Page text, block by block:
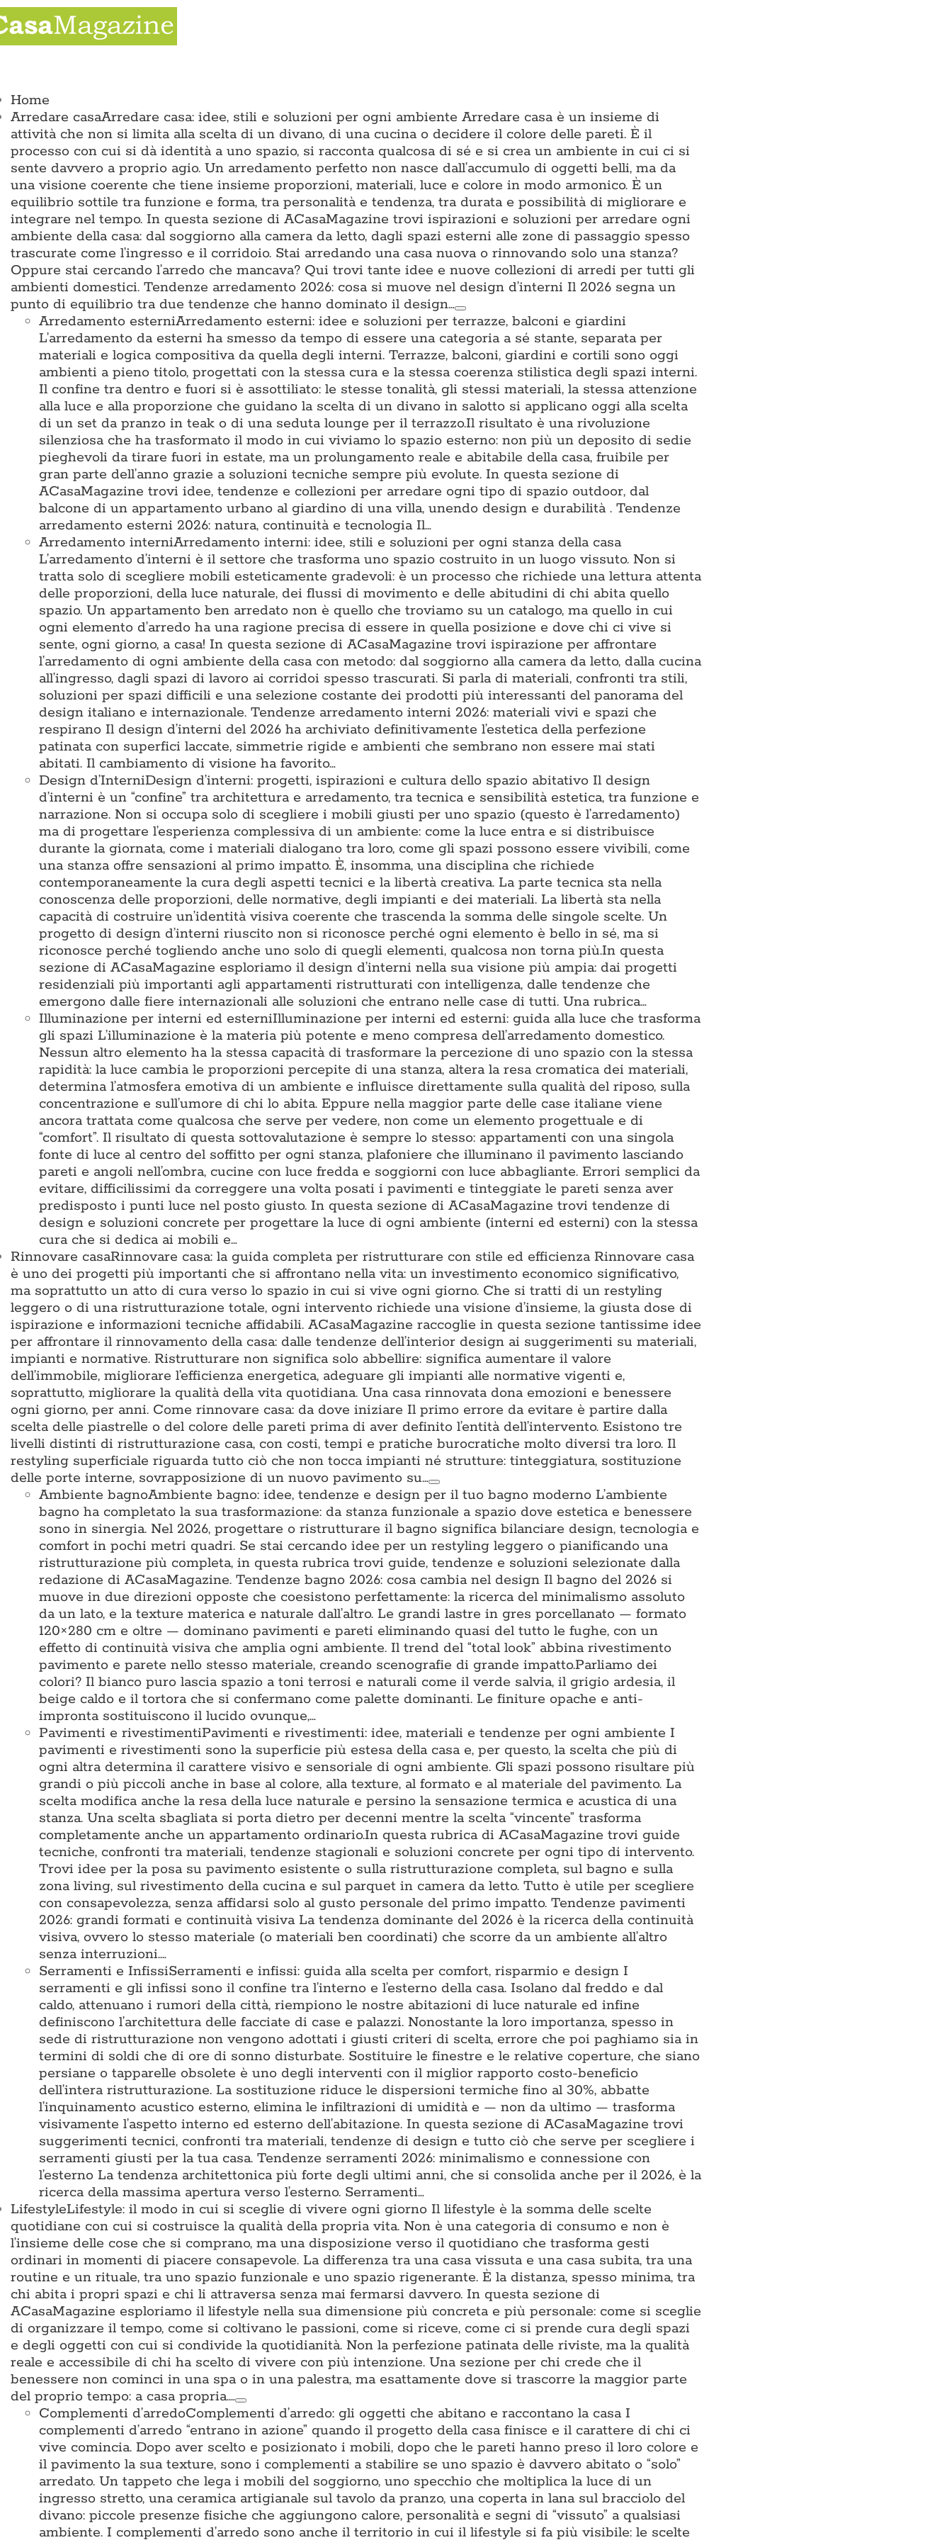
Salta
al
contenuto
Home
Arredare casaArredare casa: idee, stili e soluzioni per ogni ambiente Arredare casa è un insieme di
attività che non si limita alla scelta di un divano, di una cucina o decidere il colore delle pareti. È il
processo con cui si dà identità a uno spazio, si racconta qualcosa di sé e si crea un ambiente in cui ci si
sente davvero a proprio agio. Un arredamento perfetto non nasce dall’accumulo di oggetti belli, ma da
una visione coerente che tiene insieme proporzioni, materiali, luce e colore in modo armonico. È un
equilibrio sottile tra funzione e forma, tra personalità e tendenza, tra durata e possibilità di migliorare e
integrare nel tempo. In questa sezione di ACasaMagazine trovi ispirazioni e soluzioni per arredare ogni
ambiente della casa: dal soggiorno alla camera da letto, dagli spazi esterni alle zone di passaggio spesso
trascurate come l’ingresso e il corridoio. Stai arredando una casa nuova o rinnovando solo una stanza?
Oppure stai cercando l’arredo che mancava? Qui trovi tante idee e nuove collezioni di arredi per tutti gli
ambienti domestici. Tendenze arredamento 2026: cosa si muove nel design d’interni Il 2026 segna un
punto di equilibrio tra due tendenze che hanno dominato il design…
Arredamento esterniArredamento esterni: idee e soluzioni per terrazze, balconi e giardini
L’arredamento da esterni ha smesso da tempo di essere una categoria a sé stante, separata per
materiali e logica compositiva da quella degli interni. Terrazze, balconi, giardini e cortili sono oggi
ambienti a pieno titolo, progettati con la stessa cura e la stessa coerenza stilistica degli spazi interni.
Il confine tra dentro e fuori si è assottiliato: le stesse tonalità, gli stessi materiali, la stessa attenzione
alla luce e alla proporzione che guidano la scelta di un divano in salotto si applicano oggi alla scelta
di un set da pranzo in teak o di una seduta lounge per il terrazzo.Il risultato è una rivoluzione
silenziosa che ha trasformato il modo in cui viviamo lo spazio esterno: non più un deposito di sedie
pieghevoli da tirare fuori in estate, ma un prolungamento reale e abitabile della casa, fruibile per
gran parte dell’anno grazie a soluzioni tecniche sempre più evolute. In questa sezione di
ACasaMagazine trovi idee, tendenze e collezioni per arredare ogni tipo di spazio outdoor, dal
balcone di un appartamento urbano al giardino di una villa, unendo design e durabilità . Tendenze
arredamento esterni 2026: natura, continuità e tecnologia Il…
Arredamento interniArredamento interni: idee, stili e soluzioni per ogni stanza della casa
L’arredamento d’interni è il settore che trasforma uno spazio costruito in un luogo vissuto. Non si
tratta solo di scegliere mobili esteticamente gradevoli: è un processo che richiede una lettura attenta
delle proporzioni, della luce naturale, dei flussi di movimento e delle abitudini di chi abita quello
spazio. Un appartamento ben arredato non è quello che troviamo su un catalogo, ma quello in cui
ogni elemento d’arredo ha una ragione precisa di essere in quella posizione e dove chi ci vive si
sente, ogni giorno, a casa! In questa sezione di ACasaMagazine trovi ispirazione per affrontare
l’arredamento di ogni ambiente della casa con metodo: dal soggiorno alla camera da letto, dalla cucina
all’ingresso, dagli spazi di lavoro ai corridoi spesso trascurati. Si parla di materiali, confronti tra stili,
soluzioni per spazi difficili e una selezione costante dei prodotti più interessanti del panorama del
design italiano e internazionale. Tendenze arredamento interni 2026: materiali vivi e spazi che
respirano Il design d’interni del 2026 ha archiviato definitivamente l’estetica della perfezione
patinata con superfici laccate, simmetrie rigide e ambienti che sembrano non essere mai stati
abitati. Il cambiamento di visione ha favorito…
Design d’InterniDesign d’interni: progetti, ispirazioni e cultura dello spazio abitativo Il design
d’interni è un “confine” tra architettura e arredamento, tra tecnica e sensibilità estetica, tra funzione e
narrazione. Non si occupa solo di scegliere i mobili giusti per uno spazio (questo è l’arredamento)
ma di progettare l’esperienza complessiva di un ambiente: come la luce entra e si distribuisce
durante la giornata, come i materiali dialogano tra loro, come gli spazi possono essere vivibili, come
una stanza offre sensazioni al primo impatto. È, insomma, una disciplina che richiede
contemporaneamente la cura degli aspetti tecnici e la libertà creativa. La parte tecnica sta nella
conoscenza delle proporzioni, delle normative, degli impianti e dei materiali. La libertà sta nella
capacità di costruire un’identità visiva coerente che trascenda la somma delle singole scelte. Un
progetto di design d’interni riuscito non si riconosce perché ogni elemento è bello in sé, ma si
riconosce perché togliendo anche uno solo di quegli elementi, qualcosa non torna più.In questa
sezione di ACasaMagazine esploriamo il design d’interni nella sua visione più ampia: dai progetti
residenziali più importanti agli appartamenti ristrutturati con intelligenza, dalle tendenze che
emergono dalle fiere internazionali alle soluzioni che entrano nelle case di tutti. Una rubrica…
Illuminazione per interni ed esterniIlluminazione per interni ed esterni: guida alla luce che trasforma
gli spazi L’illuminazione è la materia più potente e meno compresa dell’arredamento domestico.
Nessun altro elemento ha la stessa capacità di trasformare la percezione di uno spazio con la stessa
rapidità: la luce cambia le proporzioni percepite di una stanza, altera la resa cromatica dei materiali,
determina l’atmosfera emotiva di un ambiente e influisce direttamente sulla qualità del riposo, sulla
concentrazione e sull’umore di chi lo abita. Eppure nella maggior parte delle case italiane viene
ancora trattata come qualcosa che serve per vedere, non come un elemento progettuale e di
“comfort”. Il risultato di questa sottovalutazione è sempre lo stesso: appartamenti con una singola
fonte di luce al centro del soffitto per ogni stanza, plafoniere che illuminano il pavimento lasciando
pareti e angoli nell’ombra, cucine con luce fredda e soggiorni con luce abbagliante. Errori semplici da
evitare, difficilissimi da correggere una volta posati i pavimenti e tinteggiate le pareti senza aver
predisposto i punti luce nel posto giusto. In questa sezione di ACasaMagazine trovi tendenze di
design e soluzioni concrete per progettare la luce di ogni ambiente (interni ed esterni) con la stessa
cura che si dedica ai mobili e…
Rinnovare casaRinnovare casa: la guida completa per ristrutturare con stile ed efficienza Rinnovare casa
è uno dei progetti più importanti che si affrontano nella vita: un investimento economico significativo,
ma soprattutto un atto di cura verso lo spazio in cui si vive ogni giorno. Che si tratti di un restyling
leggero o di una ristrutturazione totale, ogni intervento richiede una visione d’insieme, la giusta dose di
ispirazione e informazioni tecniche affidabili. ACasaMagazine raccoglie in questa sezione tantissime idee
per affrontare il rinnovamento della casa: dalle tendenze dell’interior design ai suggerimenti su materiali,
impianti e normative. Ristrutturare non significa solo abbellire: significa aumentare il valore
dell’immobile, migliorare l’efficienza energetica, adeguare gli impianti alle normative vigenti e,
soprattutto, migliorare la qualità della vita quotidiana. Una casa rinnovata dona emozioni e benessere
ogni giorno, per anni. Come rinnovare casa: da dove iniziare Il primo errore da evitare è partire dalla
scelta delle piastrelle o del colore delle pareti prima di aver definito l’entità dell’intervento. Esistono tre
livelli distinti di ristrutturazione casa, con costi, tempi e pratiche burocratiche molto diversi tra loro. Il
restyling superficiale riguarda tutto ciò che non tocca impianti né strutture: tinteggiatura, sostituzione
delle porte interne, sovrapposizione di un nuovo pavimento su…
Ambiente bagnoAmbiente bagno: idee, tendenze e design per il tuo bagno moderno L’ambiente
bagno ha completato la sua trasformazione: da stanza funzionale a spazio dove estetica e benessere
sono in sinergia. Nel 2026, progettare o ristrutturare il bagno significa bilanciare design, tecnologia e
comfort in pochi metri quadri. Se stai cercando idee per un restyling leggero o pianificando una
ristrutturazione più completa, in questa rubrica trovi guide, tendenze e soluzioni selezionate dalla
redazione di ACasaMagazine. Tendenze bagno 2026: cosa cambia nel design Il bagno del 2026 si
muove in due direzioni opposte che coesistono perfettamente: la ricerca del minimalismo assoluto
da un lato, e la texture materica e naturale dall’altro. Le grandi lastre in gres porcellanato — formato
120×280 cm e oltre — dominano pavimenti e pareti eliminando quasi del tutto le fughe, con un
effetto di continuità visiva che amplia ogni ambiente. Il trend del “total look” abbina rivestimento
pavimento e parete nello stesso materiale, creando scenografie di grande impatto.Parliamo dei
colori? Il bianco puro lascia spazio a toni terrosi e naturali come il verde salvia, il grigio ardesia, il
beige caldo e il tortora che si confermano come palette dominanti. Le finiture opache e anti-
impronta sostituiscono il lucido ovunque,…
Pavimenti e rivestimentiPavimenti e rivestimenti: idee, materiali e tendenze per ogni ambiente I
pavimenti e rivestimenti sono la superficie più estesa della casa e, per questo, la scelta che più di
ogni altra determina il carattere visivo e sensoriale di ogni ambiente. Gli spazi possono risultare più
grandi o più piccoli anche in base al colore, alla texture, al formato e al materiale del pavimento. La
scelta modifica anche la resa della luce naturale e persino la sensazione termica e acustica di una
stanza. Una scelta sbagliata si porta dietro per decenni mentre la scelta “vincente” trasforma
completamente anche un appartamento ordinario.In questa rubrica di ACasaMagazine trovi guide
tecniche, confronti tra materiali, tendenze stagionali e soluzioni concrete per ogni tipo di intervento.
Trovi idee per la posa su pavimento esistente o sulla ristrutturazione completa, sul bagno e sulla
zona living, sul rivestimento della cucina e sul parquet in camera da letto. Tutto è utile per scegliere
con consapevolezza, senza affidarsi solo al gusto personale del primo impatto. Tendenze pavimenti
2026: grandi formati e continuità visiva La tendenza dominante del 2026 è la ricerca della continuità
visiva, ovvero lo stesso materiale (o materiali ben coordinati) che scorre da un ambiente all’altro
senza interruzioni.…
Serramenti e InfissiSerramenti e infissi: guida alla scelta per comfort, risparmio e design I
serramenti e gli infissi sono il confine tra l’interno e l’esterno della casa. Isolano dal freddo e dal
caldo, attenuano i rumori della città, riempiono le nostre abitazioni di luce naturale ed infine
definiscono l’architettura delle facciate di case e palazzi. Nonostante la loro importanza, spesso in
sede di ristrutturazione non vengono adottati i giusti criteri di scelta, errore che poi paghiamo sia in
termini di soldi che di ore di sonno disturbate. Sostituire le finestre e le relative coperture, che siano
persiane o tapparelle obsolete è uno degli interventi con il miglior rapporto costo-beneficio
dell’intera ristrutturazione. La sostituzione riduce le dispersioni termiche fino al 30%, abbatte
l’inquinamento acustico esterno, elimina le infiltrazioni di umidità e — non da ultimo — trasforma
visivamente l’aspetto interno ed esterno dell’abitazione. In questa sezione di ACasaMagazine trovi
suggerimenti tecnici, confronti tra materiali, tendenze di design e tutto ciò che serve per scegliere i
serramenti giusti per la tua casa. Tendenze serramenti 2026: minimalismo e connessione con
l’esterno La tendenza architettonica più forte degli ultimi anni, che si consolida anche per il 2026, è la
ricerca della massima apertura verso l’esterno. Serramenti…
LifestyleLifestyle: il modo in cui si sceglie di vivere ogni giorno Il lifestyle è la somma delle scelte
quotidiane con cui si costruisce la qualità della propria vita. Non è una categoria di consumo e non è
l’insieme delle cose che si comprano, ma una disposizione verso il quotidiano che trasforma gesti
ordinari in momenti di piacere consapevole. La differenza tra una casa vissuta e una casa subita, tra una
routine e un rituale, tra uno spazio funzionale e uno spazio rigenerante. È la distanza, spesso minima, tra
chi abita i propri spazi e chi li attraversa senza mai fermarsi davvero. In questa sezione di
ACasaMagazine esploriamo il lifestyle nella sua dimensione più concreta e più personale: come si sceglie
di organizzare il tempo, come si coltivano le passioni, come si riceve, come ci si prende cura degli spazi
e degli oggetti con cui si condivide la quotidianità. Non la perfezione patinata delle riviste, ma la qualità
reale e accessibile di chi ha scelto di vivere con più intenzione. Una sezione per chi crede che il
benessere non cominci in una spa o in una palestra, ma esattamente dove si trascorre la maggior parte
del proprio tempo: a casa propria.…
Complementi d’arredoComplementi d’arredo: gli oggetti che abitano e raccontano la casa I
complementi d’arredo “entrano in azione” quando il progetto della casa finisce e il carattere di chi ci
vive comincia. Dopo aver scelto e posizionato i mobili, dopo che le pareti hanno preso il loro colore e
il pavimento la sua texture, sono i complementi a stabilire se uno spazio è davvero abitato o “solo”
arredato. Un tappeto che lega i mobili del soggiorno, uno specchio che moltiplica la luce di un
ingresso stretto, una ceramica artigianale sul tavolo da pranzo, una coperta in lana sul bracciolo del
divano: piccole presenze fisiche che aggiungono calore, personalità e segni di “vissuto” a qualsiasi
ambiente. I complementi d’arredo sono anche il territorio in cui il lifestyle si fa più visibile: le scelte